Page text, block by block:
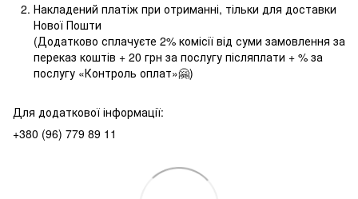
Накладений платіж при отриманні, тільки для доставки
Нової Пошти
(Додатково сплачуєте 2% комісії від суми замовлення за
переказ коштів + 20 грн за послугу післяплати + % за
послугу «Контроль оплат»🤗)
Для додаткової інформації:
+380 (96) 779 89 11